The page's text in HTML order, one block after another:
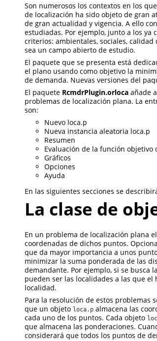
Son numerosos los contextos en los
de localización ha sido objeto de gran
de gran actualidad y vigencia. A ello
estudiadas. Por ejemplo, junto a los ya
criterios: ambientales, sociales,
sea un campo abierto de estudio.
El paquete que se presenta está
el plano usando como objetivo la
de demanda. Nuevas versiones del
El paquete RcmdrPlugin.orloca añade
problemas de localización plana. La
son:
Nuevo loca.p
Nueva instancia aleatoria loca.p
Resumen
Evaluación de la función
Gráficos
Opciones
Ayuda
En las siguientes secciones se
La clase de
En un problema de localización plana
coordenadas de dichos puntos.
que da mayor importancia a unos
minimizar la suma ponderada de las
demandante. Por ejemplo, si se busca
pueden ser las localidades a las que
localidad.
Para la resolución de estos problemas
que un objeto loca.p almacena las
cada uno de los puntos. Cada objeto
que almacena las ponderaciones.
considerará que todos los puntos de